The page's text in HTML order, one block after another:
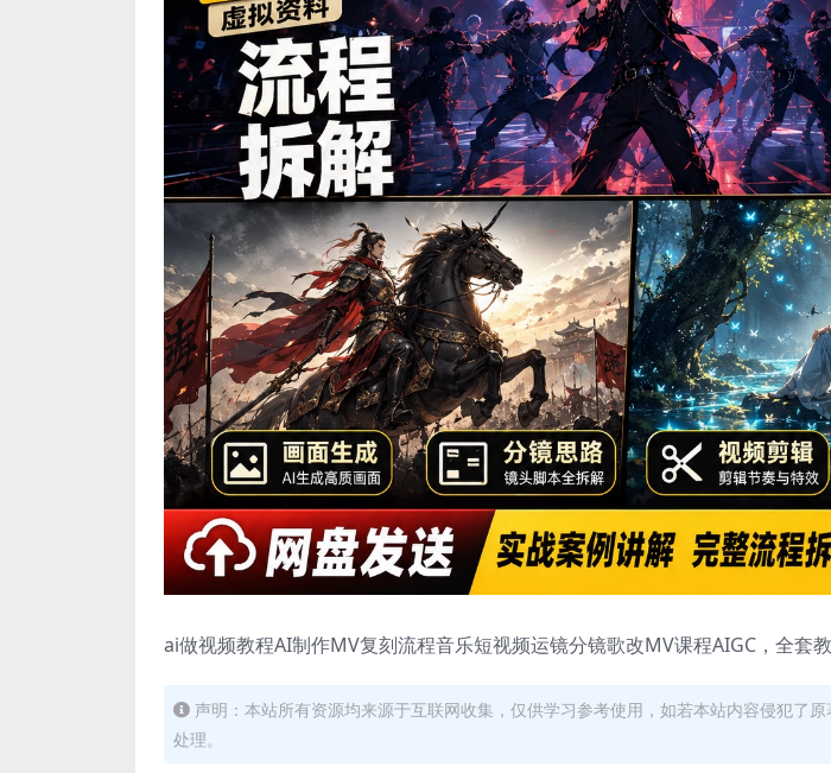
ai做视频教程AI制作MV复刻流程音乐短视频运镜分镜歌改MV课程AIGC，全套
声明：本站所有资源均来源于互联网收集，仅供学习参考使用，如若本站内容侵犯了
处理。